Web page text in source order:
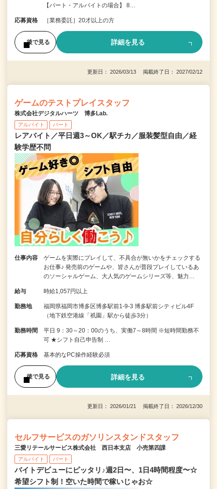
【パート・アルバイトの場合】 8…
応募資格 ［業務委託］20才以上の方
後で見る 詳細を見る
更新日： 2026/03/13 掲載終了日： 2027/02/12
ゲームのテストプレイスタッフ
株式会社デジタルハーツ 博多Lab.
アルバイト パート
レアバイト／平日週3～OK／駅チカ／服装髪型自由／経
験学歴不問
仕事内容
ゲームを実際にプレイして、不具合が無いかをチェックする
お仕事♪ 発売前のゲームや、皆さんが普段プレイしているあ
のソーシャルゲーム、大人気のゲームシリーズ等、魅力…
給与 時給1,057円以上
勤務地
福岡県福岡市博多区博多駅前1-9-3 博多駅前シティビル4F
（地下鉄空港線「祇園」駅から徒歩3分）
勤務時間
平日 9：30～20：00のうち、実働7～8時間 ※短時間勤務不
可 ★シフト自己申告制 …
応募資格 基本的なPC操作経験必須
後で見る 詳細を見る
更新日： 2026/01/21 掲載終了日： 2026/12/30
セルフサービスのガソリンスタンドスタッフ
三愛リテールサービス株式会社 西日本支店 小売第四課
アルバイト パート
バイトデビューにピッタリ♪週2日〜、1日4時間程度〜☆
希望シフト制！空いた時間で稼いじゃお☆